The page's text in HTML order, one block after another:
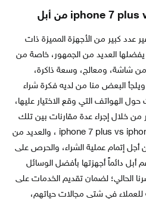
عدد كبير من الأجهزة المميزة ذات
يفضلها العديد من الجمهور، خاصة من
من شاشة، ومعالج، وسعة ذاكرة،
ويلجأ البعض منا من لديه فكرة شراء
الهواتف التي وقع الاختيار عليها،
من خلال إجراء عدة مقارنات بين تلك
الأجهزة، أبرزها؛ مقارنة iphone 7 plus vs iphone 8 plus ، والعديد من
أجل إتمام عملية الشراء، والحرص على
دائماً أجهزتها بأفضل الوسائل
الحالي؛ لضمان تقديم الخدمات على
في شتى مجالات حياتهم،